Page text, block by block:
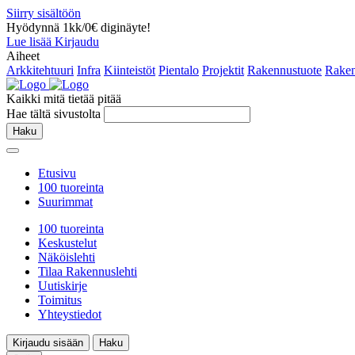
Siirry sisältöön
Hyödynnä 1kk/0€ diginäyte!
Lue lisää Kirjaudu
Aiheet
Arkkitehtuuri Infra Kiinteistöt Pientalo Projektit Rakennustuote
Kaikki mitä tietää pitää
Hae tältä sivustolta
Haku
Etusivu
100 tuoreinta
Suurimmat
100 tuoreinta
Keskustelut
Näköislehti
Tilaa Rakennuslehti
Uutiskirje
Toimitus
Yhteystiedot
Kirjaudu sisään
Haku